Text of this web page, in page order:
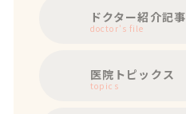
ドクター紹介記事
doctor's file
医院トピックス
topics